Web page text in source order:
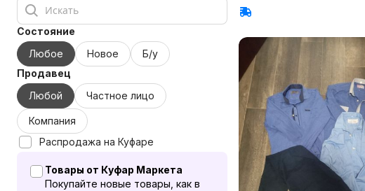
Состояние
Любое
Новое
Б/у
Продавец
Любой
Частное лицо
Компания
Распродажа на Куфаре
Товары от Куфар Маркета
Покупайте новые товары, как в